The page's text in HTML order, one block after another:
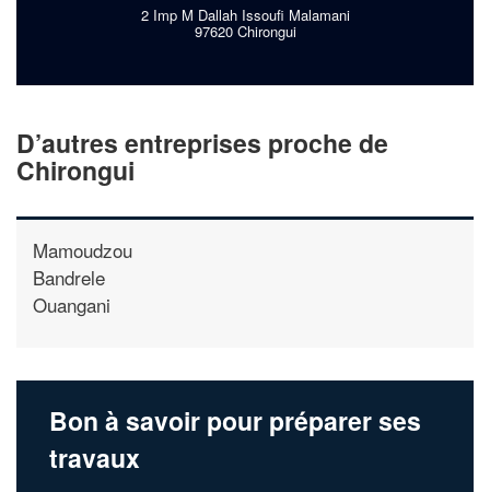
2 Imp M Dallah Issoufi Malamani
97620 Chirongui
D’autres entreprises proche de
Chirongui
Mamoudzou
Bandrele
Ouangani
Bon à savoir pour préparer ses
travaux